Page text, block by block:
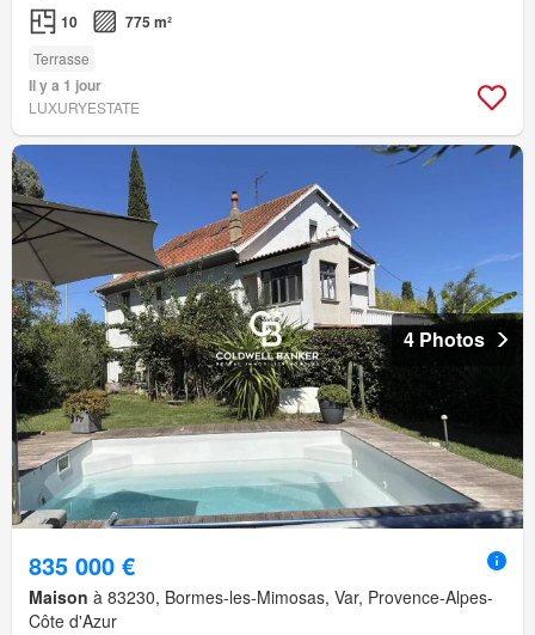
10 775 m²
Terrasse
Il y a 1 jour
LUXURYESTATE
4 Photos
835 000 €
Maison à 83230, Bormes-les-Mimosas, Var, Provence-Alpes-
Côte d'Azur